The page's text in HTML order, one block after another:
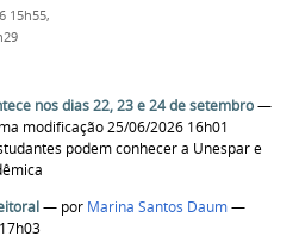
15h55,
nos dias 22, 23 e 24 de setembro—
modificação 25/06/2026 16h01
podem conhecer a Unespar e
— por Marina Santos Daum—